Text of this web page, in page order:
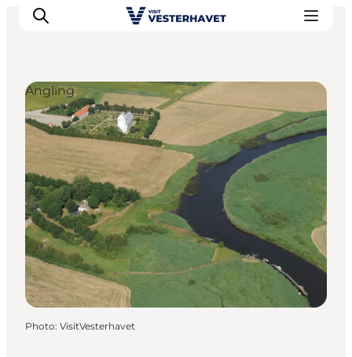
Events
Experiences
Our cities
Food & accommodation
Buy tickets
Plan your trip
Angling
Photo: VisitVesterhavet